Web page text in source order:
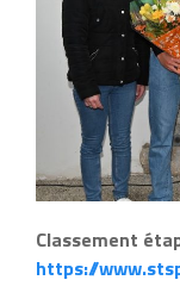
Classement
https://